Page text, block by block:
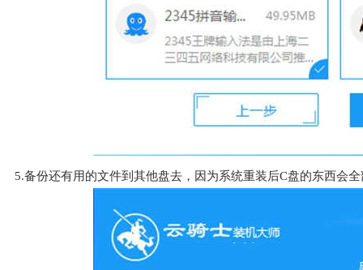
5.备份还有用的文件到其他盘去，因为系统重装后C盘的东西会